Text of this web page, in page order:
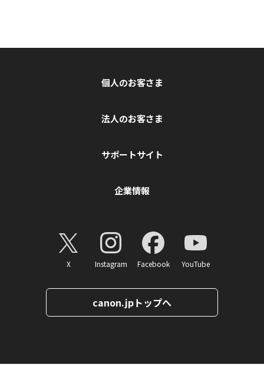
個人のお客さま
法人のお客さま
サポートサイト
企業情報
X Instagram Facebook YouTube
canon.jpトップへ